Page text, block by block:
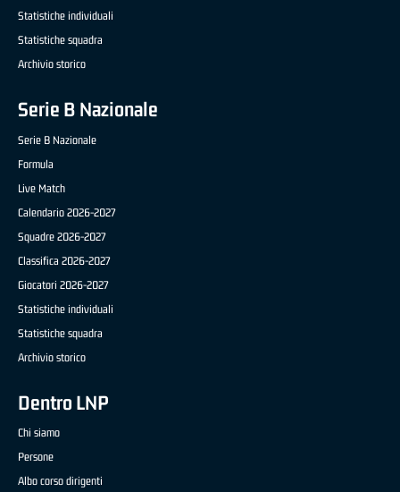
Statistiche individuali
Statistiche squadra
Archivio storico
Serie B Nazionale
Serie B Nazionale
Formula
Live Match
Calendario 2026-2027
Squadre 2026-2027
Classifica 2026-2027
Giocatori 2026-2027
Statistiche individuali
Statistiche squadra
Archivio storico
Dentro LNP
Chi siamo
Persone
Albo corso dirigenti